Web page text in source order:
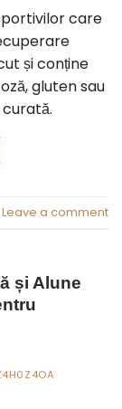
care
și conține
gluten sau
Leave a comment
și Alune